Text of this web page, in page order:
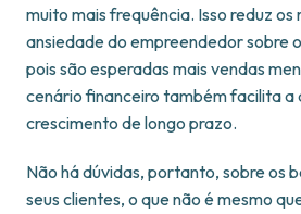
muito mais frequência. Isso reduz os
ansiedade do empreendedor sobre
pois são esperadas mais vendas
cenário financeiro também facilita a
crescimento de longo prazo.
Não há dúvidas, portanto, sobre os
seus clientes, o que não é mesmo